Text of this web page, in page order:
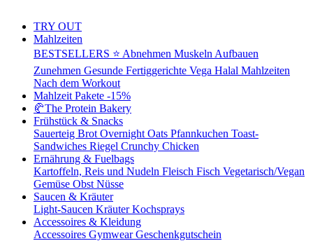
TRY OUT
Mahlzeiten
BESTSELLERS ⭐ Abnehmen Muskeln Aufbauen
Zunehmen Gesunde Fertiggerichte Vega Halal Mahlzeiten
Nach dem Workout
Mahlzeit Pakete -15%
🥐The Protein Bakery
Frühstück & Snacks
Sauerteig Brot Overnight Oats Pfannkuchen Toast-
Sandwiches Riegel Crunchy Chicken
Ernährung & Fuelbags
Kartoffeln, Reis und Nudeln Fleisch Fisch Vegetarisch/Vegan
Gemüse Obst Nüsse
Saucen & Kräuter
Light-Saucen KräuterKochsprays
Accessoires & Kleidung
Accessoires GymwearGeschenkgutschein